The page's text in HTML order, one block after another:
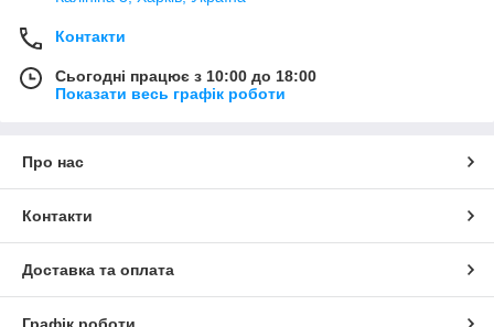
Контакти
Сьогодні працює з 10:00 до 18:00
Показати весь графік роботи
Про нас
Контакти
Доставка та оплата